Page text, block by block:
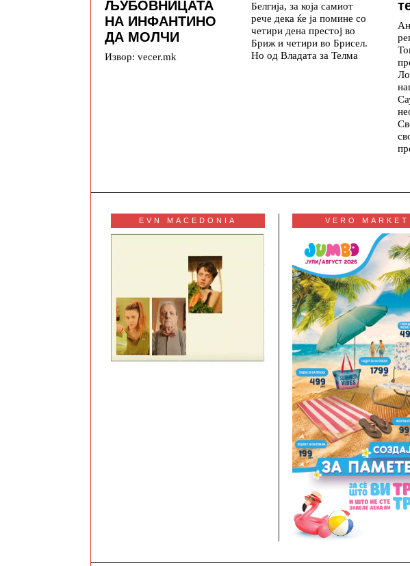
ЉУБОВНИЦАТА
НА ИНФАНТИНО
ДА МОЛЧИ
Извор: vecer.mk
Белгија, за која самиот
рече дека ќе ја помине со
четири дена престој во
Бриж и четири во Брисел.
Но од Владата за Телма
EVN MACEDONIA VERO MARKETI